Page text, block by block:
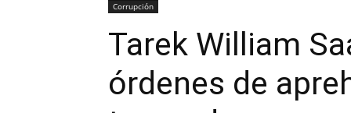
Corrupción
Tarek William
órdenes de